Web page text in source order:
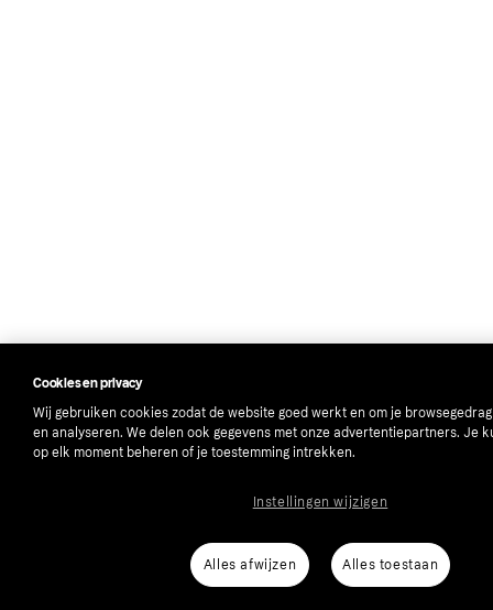
Cookies en privacy
Wij gebruiken cookies zodat de website goed werkt en om je
en analyseren. We delen ook gegevens met onze advertentiepartners. Je
op elk moment beheren of je toestemming intrekken.
Alles afwijzen Alles toestaan
Instellingen wijzigen